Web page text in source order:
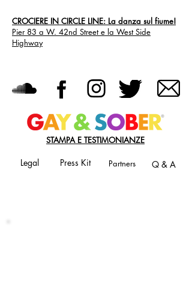
CROCIERE IN CIRCLE LINE: La danza sul fiume!
Pier 83 a W. 42nd Street e la West Side
Highway
STAMPA E TESTIMONIANZE
Legal Press Kit Partners Q & A